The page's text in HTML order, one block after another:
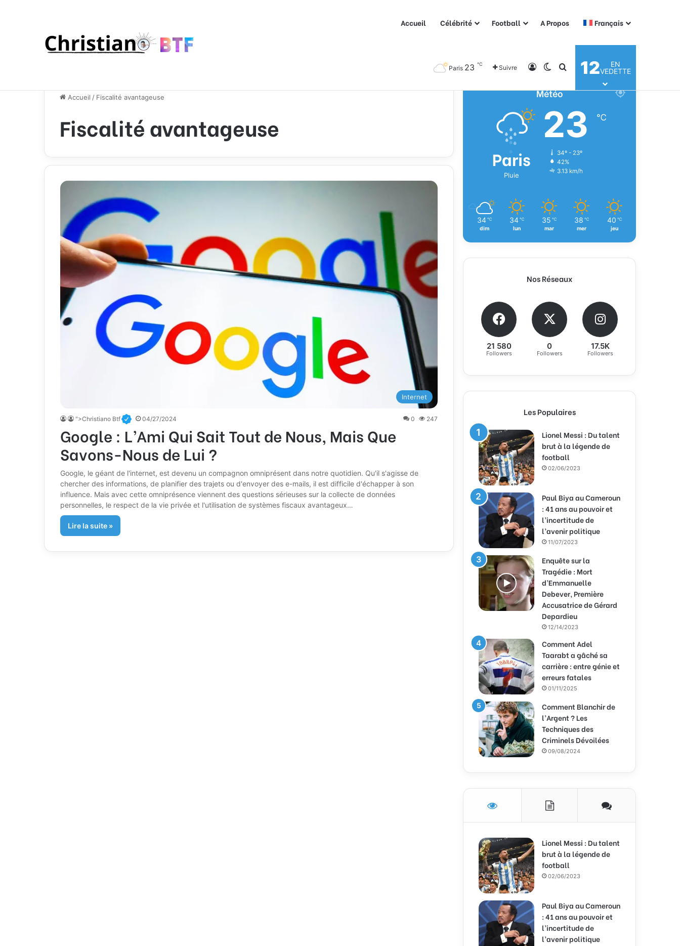
Accueil Célébrité Football A Propos Français
Paris 23 ℃ Suivre ConnexionSwitch skin
Rechercher
12
EN
VEDETTE
Accueil / Fiscalité avantageuse
Fiscalité avantageuse
Internet
">Christiano Btf 04/27/2024 0 247
Google : L’Ami Qui Sait Tout de Nous, Mais Que
Savons-Nous de Lui ?
Google, le géant de l'internet, est devenu un compagnon omniprésent dans notre quotidien. Qu'il s'agisse de
chercher des informations, de planifier des trajets ou d'envoyer des e-mails, il est difficile d'échapper à son
influence. Mais avec cette omniprésence viennent des questions sérieuses sur la collecte de données
personnelles, le respect de la vie privée et l'utilisation de systèmes fiscaux avantageux…
Lire la suite »
Météo
Paris
Pluie
23 ℃
34º - 23º
42%
3.13 km/h
34 ℃
dim
34 ℃
lun
35 ℃
mar
38 ℃
mer
40 ℃
jeu
Nos Réseaux
21 580
Followers
0
Followers
17.5K
Followers
Les Populaires
Lionel Messi : Du talent
brut à la légende de
football
02/06/2023
Paul Biya au Cameroun
: 41 ans au pouvoir et
l’incertitude de
l’avenir politique
11/07/2023
Enquête sur la
Tragédie : Mort
d’Emmanuelle
Debever, Première
Accusatrice de Gérard
Depardieu
12/14/2023
Comment Adel
Taarabt a gâché sa
carrière : entre génie et
erreurs fatales
01/11/2025
Comment Blanchir de
l’Argent ? Les
Techniques des
Criminels Dévoilées
09/08/2024
Lionel Messi : Du talent
brut à la légende de
football
02/06/2023
Paul Biya au Cameroun
: 41 ans au pouvoir et
l’incertitude de
l’avenir politique